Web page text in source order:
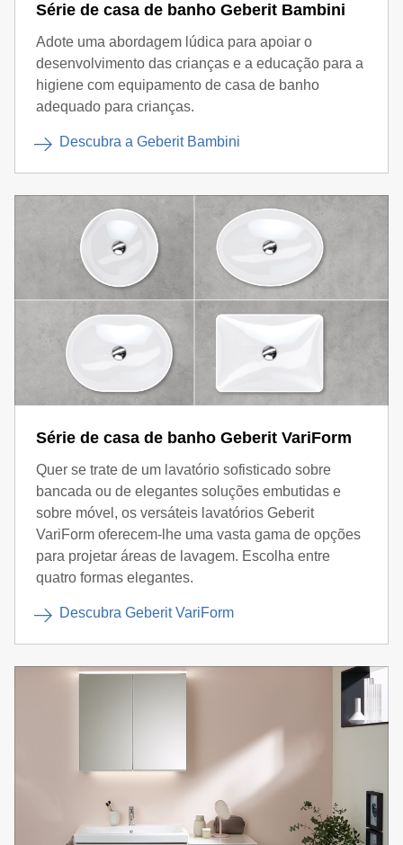
Série de casa de banho Geberit Bambini
Adote uma abordagem lúdica para apoiar o
desenvolvimento das crianças e a educação para a
higiene com equipamento de casa de banho
adequado para crianças.
Descubra a Geberit Bambini
Série de casa de banho Geberit VariForm
Quer se trate de um lavatório sofisticado sobre
bancada ou de elegantes soluções embutidas e
sobre móvel, os versáteis lavatórios Geberit
VariForm oferecem-lhe uma vasta gama de opções
para projetar áreas de lavagem. Escolha entre
quatro formas elegantes.
Descubra Geberit VariForm